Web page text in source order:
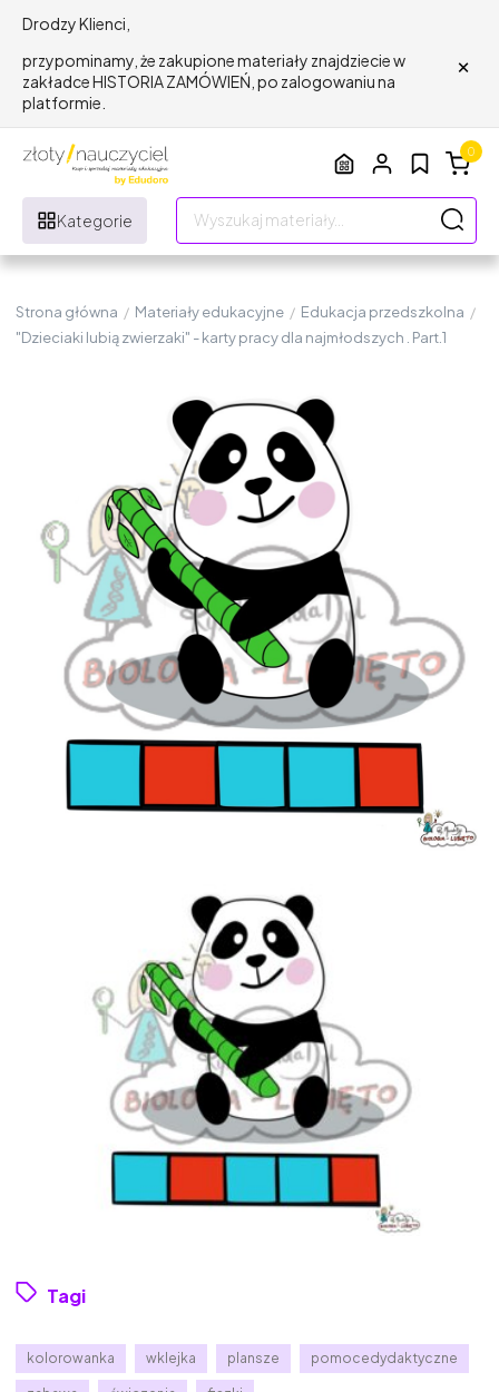
Drodzy Klienci,
przypominamy, że zakupione materiały znajdziecie w
zakładce HISTORIA ZAMÓWIEŃ, po zalogowaniu na
platformie.
×
Kategorie
0
Strona główna / Materiały edukacyjne / Edukacja przedszkolna /
"Dzieciaki lubią zwierzaki" - karty pracy dla najmłodszych . Part.1
Tagi
kolorowanka wklejka plansze pomocedydaktyczne